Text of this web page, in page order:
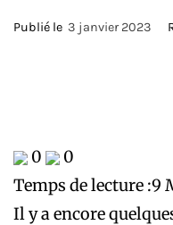
Publié le 3 janvier 2023
0
0
Temps de lecture :9
Il y a encore